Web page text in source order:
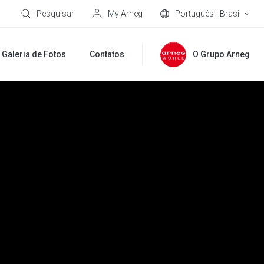
Pesquisar My Arneg Português - Brasil
Galeria de Fotos Contatos O Grupo Arneg